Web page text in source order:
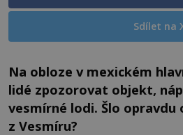
Sdílet na
Na obloze v mexickém
lidé zpozorovat objekt,
vesmírné lodi. Šlo opravdu
z Vesmíru?